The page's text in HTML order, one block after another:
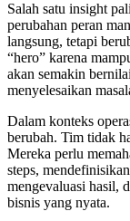
Salah satu insight
perubahan peran
langsung, tetapi
“hero” karena
akan semakin
menyelesaikan
Dalam konteks
berubah. Tim tidak
Mereka perlu
steps,
mengevaluasi hasil,
bisnis yang nyata.